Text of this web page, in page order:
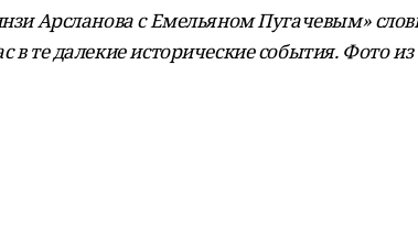
Арсланова с Емельяном Пугачевым»
те далекие исторические события. Фото